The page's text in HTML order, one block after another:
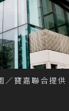
／寶嘉聯合提供